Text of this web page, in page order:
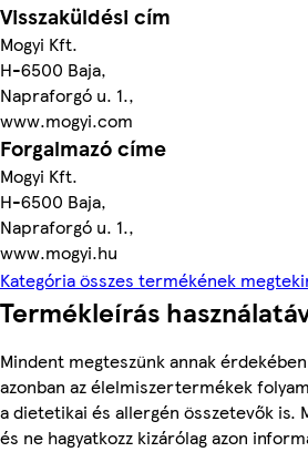
Visszaküldési cím
Mogyi Kft.
H-6500 Baja,
Napraforgó u. 1.,
www.mogyi.com
Forgalmazó címe
Mogyi Kft.
H-6500 Baja,
Napraforgó u. 1.,
www.mogyi.hu
Kategória összes termékének
Termékleírás
Mindent megteszünk annak
azonban az élelmiszertermékek
a dietetikai és allergén összetevők
és ne hagyatkozz kizárólag azon